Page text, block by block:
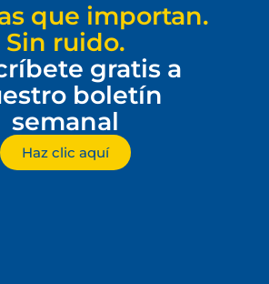
que importan.
Sin ruido.
gratis a
boletín
semanal
Haz clic aquí